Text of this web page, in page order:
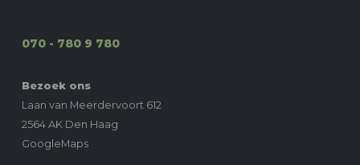
070 - 780 9 780
Bezoek ons
Laan van Meerdervoort 612
2564 AK Den Haag
GoogleMaps